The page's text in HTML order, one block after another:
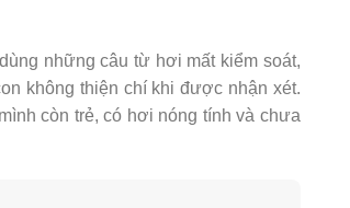
những câu từ hơi mất kiểm soát,
không thiện chí khi được nhận xét.
còn trẻ, có hơi nóng tính và chưa